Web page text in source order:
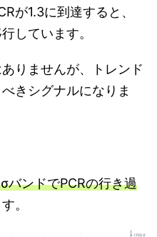
が1.3に到達すると、
しています。
りませんが、トレンド
きシグナルになりま
バンドでPCRの行き過
。